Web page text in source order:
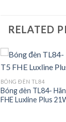
RELATED
BÓNG ĐÈN TL84
Bóng đèn TL84-
FHE Luxline Plus